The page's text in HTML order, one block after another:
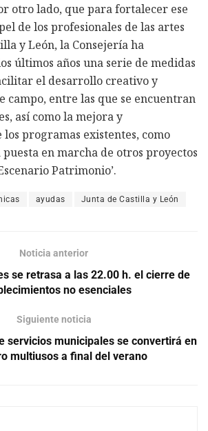
otro lado, que para fortalecer ese
de los profesionales de las artes
y León, la Consejería ha
últimos años una serie de medidas
el desarrollo creativo y
campo, entre las que se encuentran
así como la mejora y
programas existentes, como
en marcha de otros proyectos
Patrimonio’.
ayudas Junta de Castilla y León
Noticia anterior
se retrasa a las 22.00 h. el cierre de
no esenciales
Siguiente noticia
servicios municipales se convertirá en
multiusos a final del verano